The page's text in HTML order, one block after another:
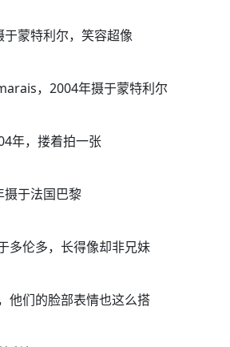
蒙特利尔，笑容超像
，2004年摄于蒙特利尔
年，搂着拍一张
于法国巴黎
多伦多，长得像却非兄妹
他们的脸部表情也这么搭